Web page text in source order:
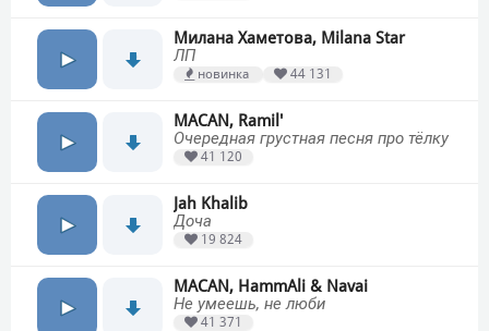
Милана Хаметова, Milana Star
ЛП
новинка 44 131
MACAN, Ramil'
Очередная грустная песня про тёлку
41 120
Jah Khalib
Доча
19 824
MACAN, HammAli & Navai
Не умеешь, не люби
41 371